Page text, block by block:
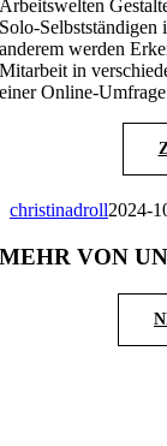
Arbeitswelten
Solo-
anderem werden
Mitarbeit in
einer Online-
christinadroll2024-
MEHR VON